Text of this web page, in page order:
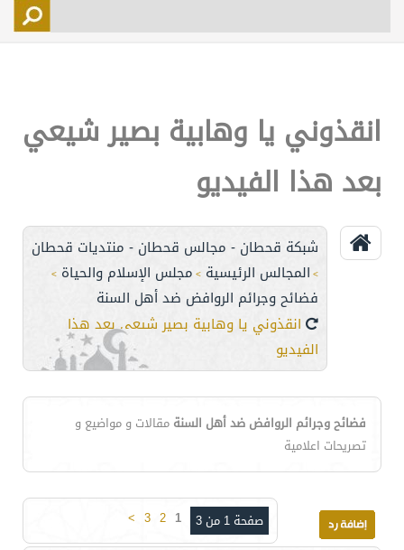
اتصل بنا
انقذوني يا وهابية بصير شيعي
بعد هذا الفيديو
شبكة قحطان - مجالس قحطان - منتديات قحطان
> المجالس الرئيسية > مجلس الإسلام والحياة >
فضائح وجرائم الروافض ضد أهل السنة
انقذوني يا وهابية بصير شيعي بعد هذا
الفيديو
فضائح وجرائم الروافض ضد أهل السنة مقالات و مواضيع و
تصريحات اعلامية
صفحة 1 من 3 1
2
3
>